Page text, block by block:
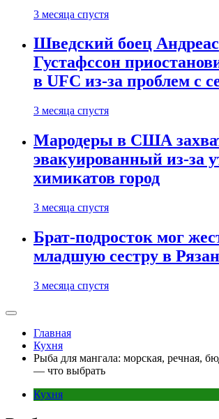
3 месяца спустя
Шведский боец Андреас
Густафссон
в UFC из-за проблем с
3 месяца спустя
Мародеры в США
эвакуированный из-за
химикатов город
3 месяца спустя
Брат-подросток мог
младшую сестру в
3 месяца спустя
Главная
Кухня
Рыба для мангала: морская, речная,
— что выбрать
Кухня